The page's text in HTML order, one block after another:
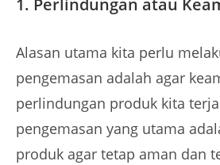
1. Perlindungan atau
Alasan utama kita perlu
pengemasan adalah agar
perlindungan produk kita
pengemasan yang utama
produk agar tetap aman dan